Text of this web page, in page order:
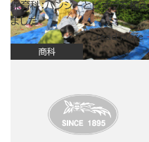
保育科：パンジーとビオラを植え
ました
read more
商科